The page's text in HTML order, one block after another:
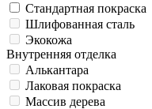
Стандартная покраска
Шлифованная сталь
Экокожа
Внутренняя отделка
Алькантара
Лаковая покраска
Массив дерева